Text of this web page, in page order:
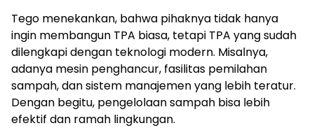
Tego menekankan, bahwa pihaknya tidak hanya
ingin membangun TPA biasa, tetapi TPA yang sudah
dilengkapi dengan teknologi modern. Misalnya,
adanya mesin penghancur, fasilitas pemilahan
sampah, dan sistem manajemen yang lebih teratur.
Dengan begitu, pengelolaan sampah bisa lebih
efektif dan ramah lingkungan.